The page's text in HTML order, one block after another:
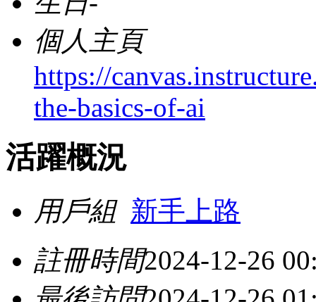
個人主頁
https://
the-basics-of-ai
活躍概況
用戶組 新手上路
註冊時間2024-12-26